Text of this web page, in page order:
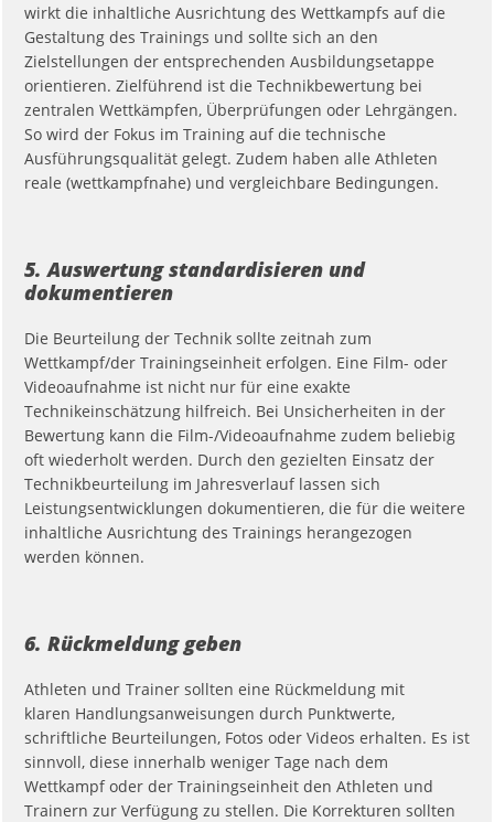
wirkt die inhaltliche Ausrichtung des Wettkampfs auf die
Gestaltung des Trainings und sollte sich an den
Zielstellungen der entsprechenden Ausbildungsetappe
orientieren. Zielführend ist die Technikbewertung bei
zentralen Wettkämpfen, Überprüfungen oder Lehrgängen.
So wird der Fokus im Training auf die technische
Ausführungsqualität gelegt. Zudem haben alle Athleten
reale (wettkampfnahe) und vergleichbare Bedingungen.
5. Auswertung standardisieren und
dokumentieren
Die Beurteilung der Technik sollte zeitnah zum
Wettkampf/der Trainingseinheit erfolgen. Eine Film- oder
Videoaufnahme ist nicht nur für eine exakte
Technikeinschätzung hilfreich. Bei Unsicherheiten in der
Bewertung kann die Film-/Videoaufnahme zudem beliebig
oft wiederholt werden. Durch den gezielten Einsatz der
Technikbeurteilung im Jahresverlauf lassen sich
Leistungsentwicklungen dokumentieren, die für die weitere
inhaltliche Ausrichtung des Trainings herangezogen
werden können.
6. Rückmeldung geben
Athleten und Trainer sollten eine Rückmeldung mit
klaren Handlungsanweisungen durch Punktwerte,
schriftliche Beurteilungen, Fotos oder Videos erhalten. Es ist
sinnvoll, diese innerhalb weniger Tage nach dem
Wettkampf oder der Trainingseinheit den Athleten und
Trainern zur Verfügung zu stellen. Die Korrekturen sollten